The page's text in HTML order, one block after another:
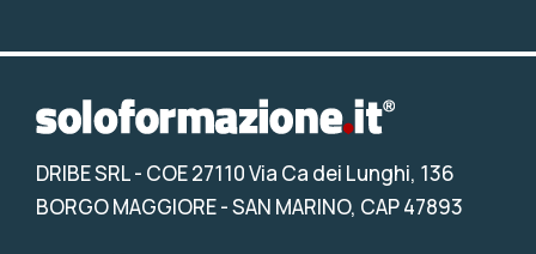
DRIBE SRL- COE 27110 Via Ca dei Lunghi, 136
BORGO MAGGIORE - SAN MARINO, CAP 47893